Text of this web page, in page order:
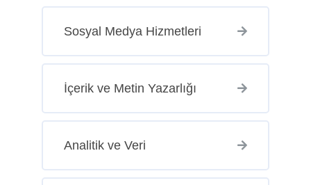
Sosyal Medya Hizmetleri
İçerik ve Metin Yazarlığı
Analitik ve Veri